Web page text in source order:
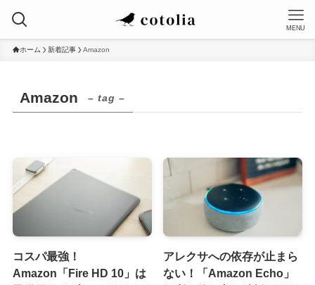
MENU
ホーム 新着記事 Amazon
Amazon – tag –
コスパ最強！
Amazon「Fire HD 10」は
アレクサへの依存が止まら
ない！「Amazon Echo」